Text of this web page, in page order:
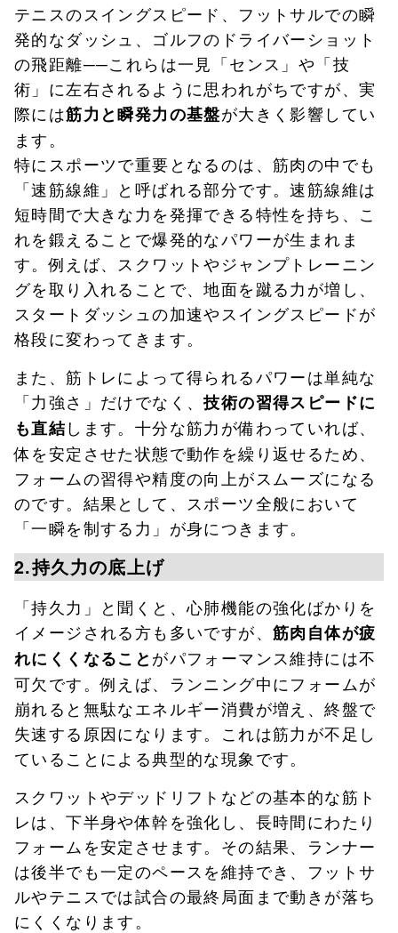
テニスのスイングスピード、フットサルでの瞬
発的なダッシュ、ゴルフのドライバーショット
の飛距離──これらは一見「センス」や「技
術」に左右されるように思われがちですが、実
際には筋力と瞬発力の基盤が大きく影響してい
ます。
特にスポーツで重要となるのは、筋肉の中でも
「速筋線維」と呼ばれる部分です。速筋線維は
短時間で大きな力を発揮できる特性を持ち、こ
れを鍛えることで爆発的なパワーが生まれま
す。例えば、スクワットやジャンプトレーニン
グを取り入れることで、地面を蹴る力が増し、
スタートダッシュの加速やスイングスピードが
格段に変わってきます。
また、筋トレによって得られるパワーは単純な
「力強さ」だけでなく、技術の習得スピードに
も直結します。十分な筋力が備わっていれば、
体を安定させた状態で動作を繰り返せるため、
フォームの習得や精度の向上がスムーズになる
のです。結果として、スポーツ全般において
「一瞬を制する力」が身につきます。
2.持久力の底上げ
「持久力」と聞くと、心肺機能の強化ばかりを
イメージされる方も多いですが、 筋肉自体が疲
れにくくなることがパフォーマンス維持には不
可欠です。例えば、ランニング中にフォームが
崩れると無駄なエネルギー消費が増え、終盤で
失速する原因になります。これは筋力が不足し
ていることによる典型的な現象です。
スクワットやデッドリフトなどの基本的な筋ト
レは、下半身や体幹を強化し、長時間にわたり
フォームを安定させます。その結果、ランナー
は後半でも一定のペースを維持でき、フットサ
ルやテニスでは試合の最終局面まで動きが落ち
にくくなります。